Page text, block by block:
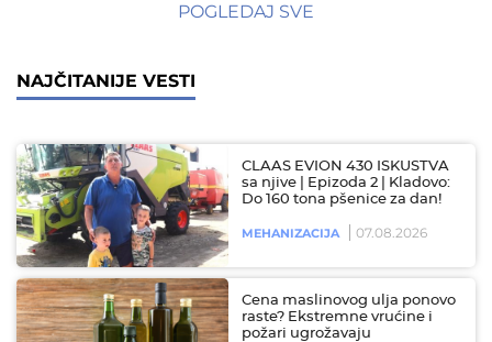
POGLEDAJ SVE
NAJČITANIJE VESTI
CLAAS EVION 430 ISKUSTVA
sa njive | Epizoda 2 | Kladovo:
Do 160 tona pšenice za dan!
MEHANIZACIJA 07.08.2026
Cena maslinovog ulja ponovo
raste? Ekstremne vrućine i
požari ugrožavaju